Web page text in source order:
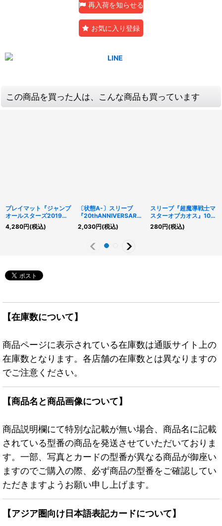
再入荷を知らせる
お気に入り登録
この商品を買った人は、こんな商品も買っています
プレイマット『ジャンプ
オールスターズ2019赤
(闇遊戯)』【-】{-}《プ
レイマット》
4,280円(税込)
〔状態A-〕スリーブ
『20thANNIVERSARY
GOLD』55枚入り【-】
{-}《スリーブ》
2,030円(税込)
スリーブ『超魔導戦士マ
スターオブカオス』10枚
入り【-】{-}《スリー
ブ》
280円(税込)
【在庫数について】
商品ページに表示されている在庫数は通販サイト上の
在庫数となります。各店舗の在庫数とは異なりますの
でご注意ください。
【商品名と商品画像について】
商品説明欄にて特別な記載が無い場合、商品名に記載
されている型番の商品を発送させていただいておりま
す。一部、写真とカードの型番が異なる商品が御座い
ますのでご購入の際、必ず商品の型番をご確認してい
ただきますようお願い申し上げます。
【アジア圏向け日本語表記カードについて】